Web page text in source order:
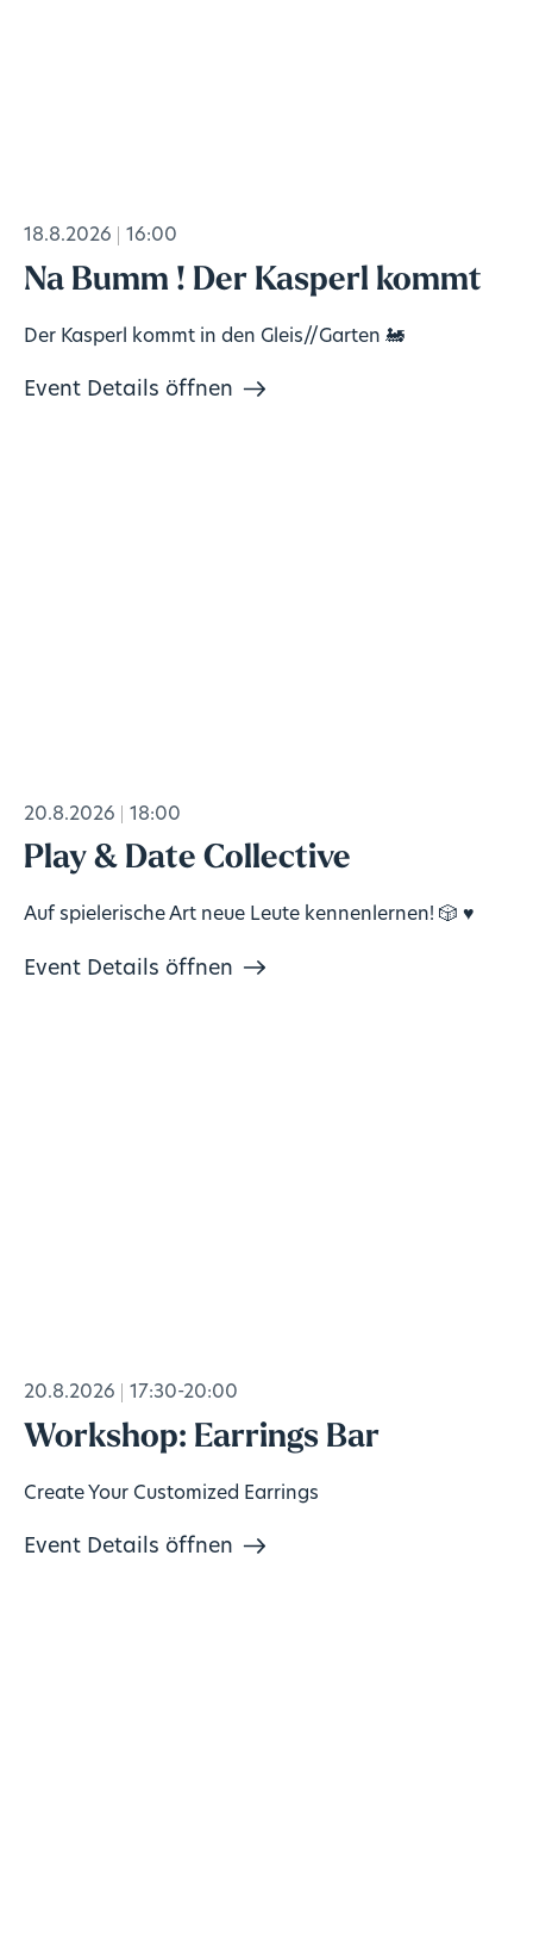
18.8.2026 16:00
Na Bumm ! Der Kasperl kommt
Der Kasperl kommt in den Gleis//Garten 🚂
Event Details öffnen
20.8.2026 18:00
Play & Date Collective
Auf spielerische Art neue Leute kennenlernen! 🎲 ♥️
Event Details öffnen
20.8.2026 17:30-20:00
Workshop: Earrings Bar
Create Your Customized Earrings
Event Details öffnen